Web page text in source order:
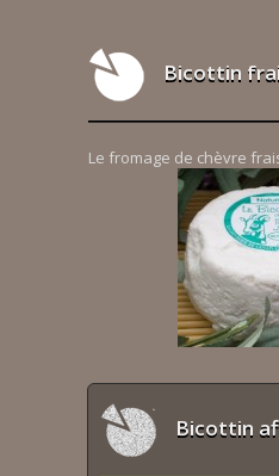
Bicottin
Le fromage de chèvre
Bicottin